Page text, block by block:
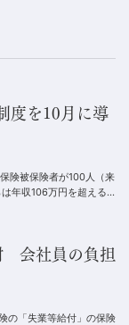
度を10月に導
険被保険者が100人（来
年収106万円を超える
会社員の負担
の「失業等給付」の保険